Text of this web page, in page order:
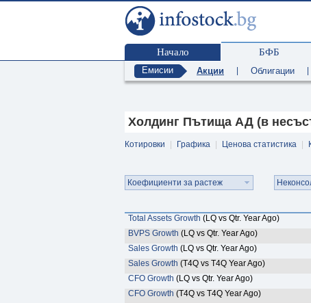
Начало БФБ
Емисии Акции Облигации
Холдинг Пътища АД (в
Котировки Графика Ценова статистика
Коефициенти за растеж
Total Assets Growth (LQ vs Qtr. Year Ago)
BVPS Growth (LQ vs Qtr. Year Ago)
Sales Growth (LQ vs Qtr. Year Ago)
Sales Growth (T4Q vs T4Q Year Ago)
CFO Growth (LQ vs Qtr. Year Ago)
CFO Growth (T4Q vs T4Q Year Ago)